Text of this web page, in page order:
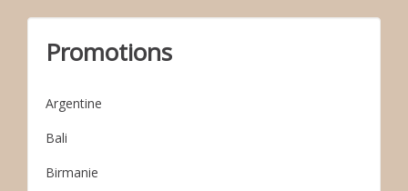
Promotions
Argentine
Bali
Birmanie